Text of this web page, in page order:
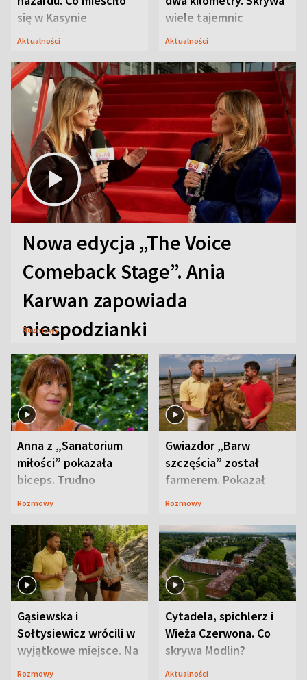
się w Kasynie
Oficerskim?
Aktualności
wiele tajemnic
Aktualności
Nowa edycja „The Voice
Comeback Stage”. Ania
Karwan zapowiada
niespodzianki
Rozmowy
Anna z „Sanatorium
miłości” pokazała
biceps. Trudno
uwierzyć, co przeszła
Rozmowy
Gwiazdor „Barw
szczęścia” został
farmerem. Pokazał
swoje niezwykłe
Rozmowy
Gąsiewska i
Sołtysiewicz wrócili w
wyjątkowe miejsce. Na
szlaku czekał
Rozmowy
Cytadela, spichlerz i
Wieża Czerwona. Co
skrywa Modlin?
Aktualności